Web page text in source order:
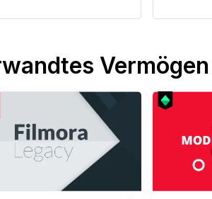
Vermögen